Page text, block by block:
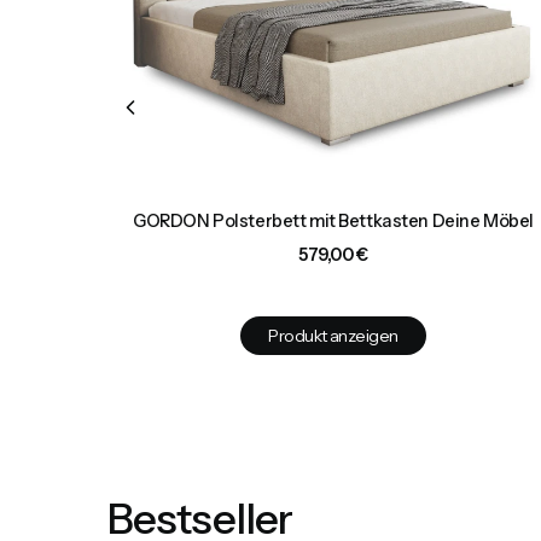
GORDON Polsterbett mit Bettkasten Deine Möbel
Preis
579,00 €
Produkt anzeigen
Bestseller